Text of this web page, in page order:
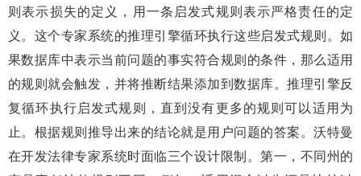
则表示损失的定义，用一条启发式规则表示严格责任的定
义。这个专家系统的推理引擎循环执行这些启发式规则。如
果数据库中表示当前问题的事实符合规则的条件，那么适用
的规则就会触发，并将推断结果添加到数据库。推理引擎反
复循环执行启发式规则，直到没有更多的规则可以适用为
止。根据规则推导出来的结论就是用户问题的答案。沃特曼
在开发法律专家系统时面临三个设计限制。第一，不同州的